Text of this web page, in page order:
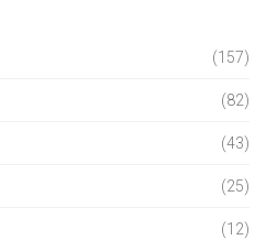
(157)
(82)
(43)
(25)
(12)